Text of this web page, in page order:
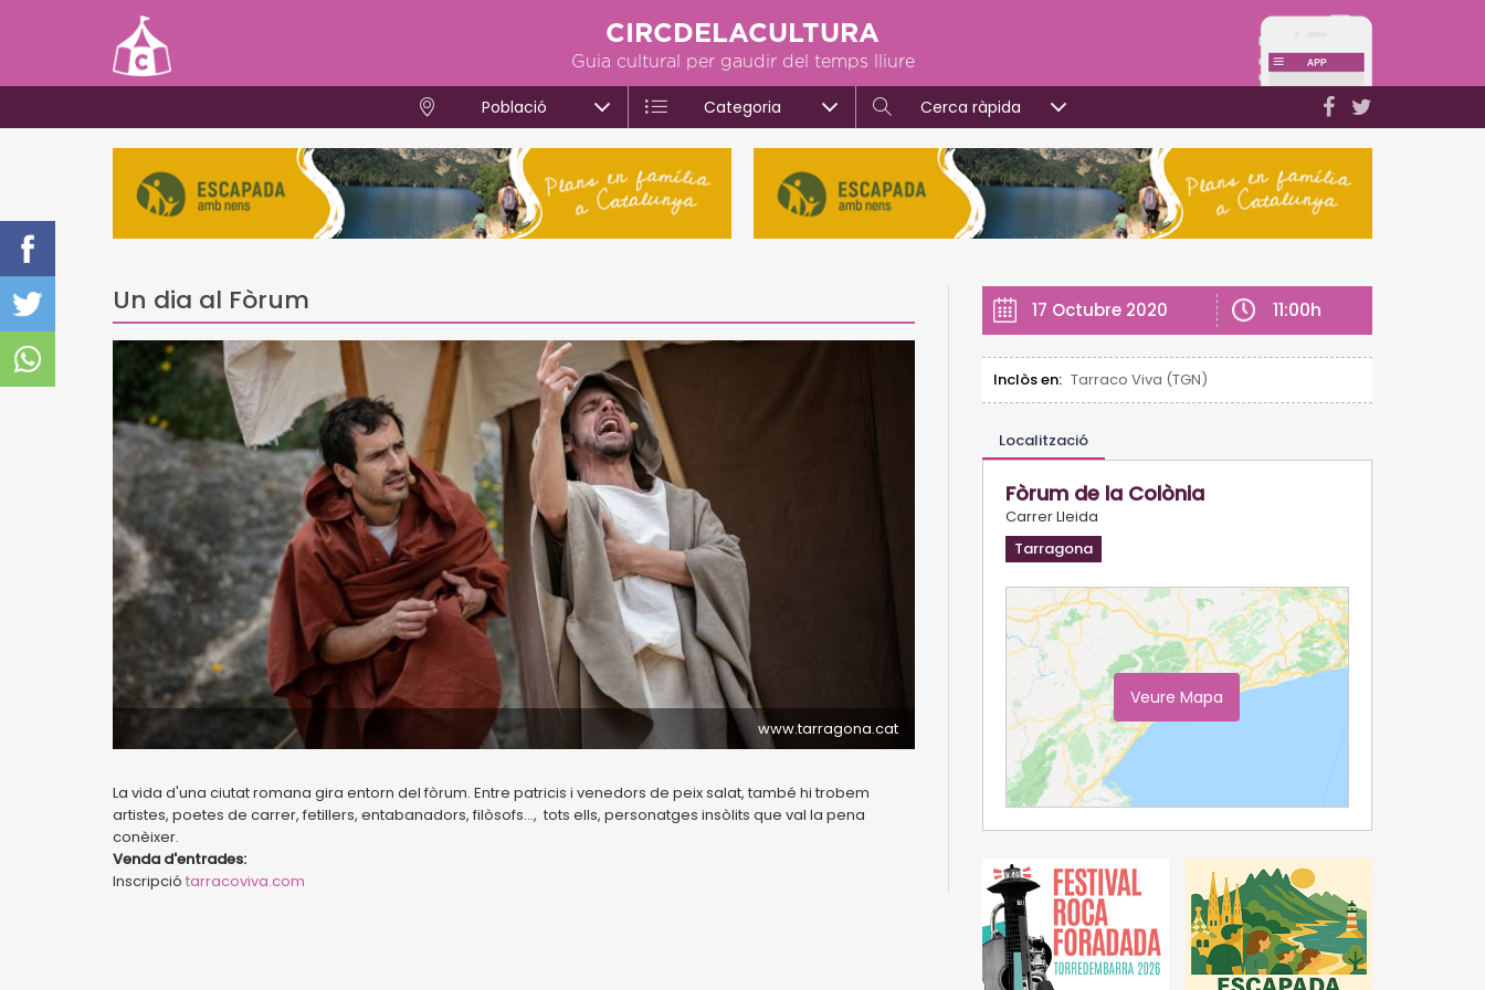
CIRCDELACULTURA
Guia cultural per gaudir del temps lliure
Població Categoria Cerca ràpida
Un dia al Fòrum
www.tarragona.cat
La vida d'una ciutat romana gira entorn del fòrum. Entre patricis i venedors de peix salat, també hi trobem
artistes, poetes de carrer, fetillers, entabanadors, filòsofs..., tots ells, personatges insòlits que val la pena
conèixer.
Venda d'entrades:
Inscripció tarracoviva.com
17 Octubre 2020 11:00h
Inclòs en: Tarraco Viva (TGN)
Localització
Fòrum de la Colònia
Carrer Lleida
Tarragona
Veure Mapa